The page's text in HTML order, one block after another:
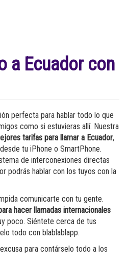
a Ecuador con
perfecta para hablar todo lo que
como si estuvieras allí. Nuestra
tarifas para llamar a Ecuador,
tu iPhone o SmartPhone.
de interconexiones directas
podrás hablar con los tuyos con la
comunicarte con tu gente.
hacer llamadas internacionales
poco. Siéntete cerca de tus
todo con blablablapp.
para contárselo todo a los